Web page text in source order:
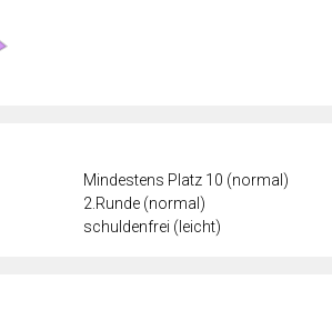
Mindestens Platz 10 (normal)
2.Runde (normal)
schuldenfrei (leicht)